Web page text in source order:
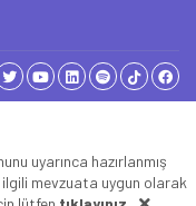
uyarınca hazırlanmış
mevzuata uygun olarak